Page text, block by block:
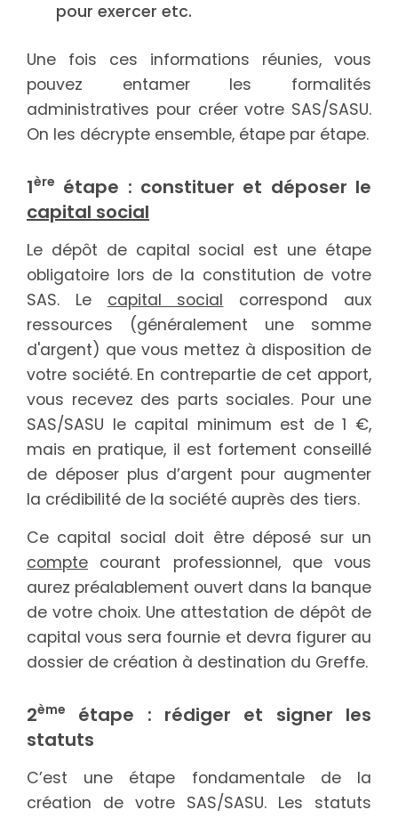
pour exercer etc.
Une fois ces informations réunies, vous
pouvez entamer les formalités
administratives pour créer votre SAS/SASU.
On les décrypte ensemble, étape par étape.
1ère étape : constituer et déposer le
capital social
Le dépôt de capital social est une étape
obligatoire lors de la constitution de votre
SAS. Le capital social correspond aux
ressources (généralement une somme
d'argent) que vous mettez à disposition de
votre société. En contrepartie de cet apport,
vous recevez des parts sociales. Pour une
SAS/SASU le capital minimum est de 1 €,
mais en pratique, il est fortement conseillé
de déposer plus d’argent pour augmenter
la crédibilité de la société auprès des tiers.
Ce capital social doit être déposé sur un
compte courant professionnel, que vous
aurez préalablement ouvert dans la banque
de votre choix. Une attestation de dépôt de
capital vous sera fournie et devra figurer au
dossier de création à destination du Greffe.
2ème
étape : rédiger et signer les
statuts
C’est une étape fondamentale de la
création de votre SAS/SASU. Les statuts